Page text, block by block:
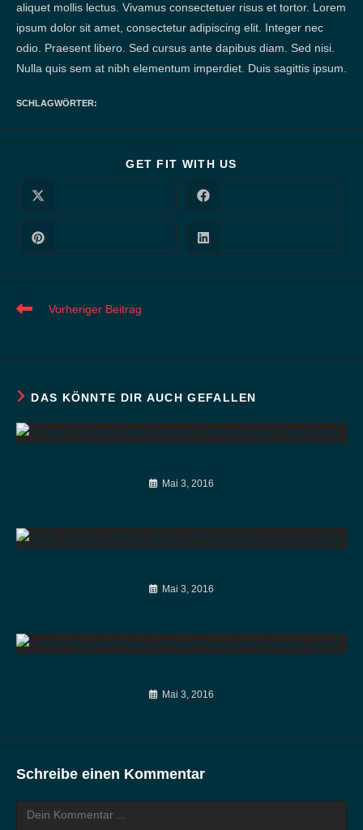
aliquet mollis lectus. Vivamus consectetuer risus et tortor. Lorem
ipsum dolor sit amet, consectetur adipiscing elit. Integer nec
odio. Praesent libero. Sed cursus ante dapibus diam. Sed nisi.
Nulla quis sem at nibh elementum imperdiet. Duis sagittis ipsum.
SCHLAGWÖRTER:
GET FIT WITH US
in
einem
in
einem
in
neuen
in
neuen
WeitereVorheriger Beitrag
DAS KÖNNTE DIR AUCH GEFALLEN
Mai 3, 2016
Mai 3, 2016
Mai 3, 2016
Schreibe einen Kommentar
Kommentieren